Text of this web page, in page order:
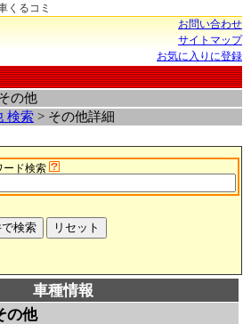
くるコミ
お問い合わせ
サイトマップ
お気に入りに登録
の他
検索 > その他詳細
ード検索
車種情報
の他